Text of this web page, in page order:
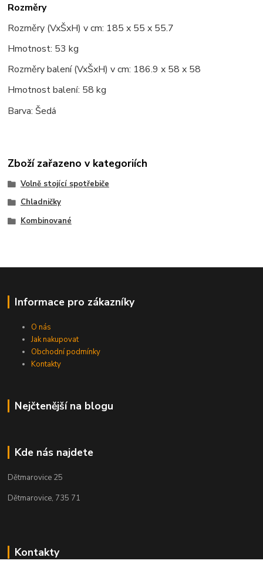
Rozměry
Rozměry (VxŠxH) v cm: 185 x 55 x 55.7
Hmotnost: 53 kg
Rozměry balení(VxŠxH) v cm: 186.9 x 58 x 58
Hmotnost balení: 58 kg
Barva: Šedá
Zboží zařazeno v kategoriích
Volně stojící spotřebiče
Chladničky
Kombinované
Informace pro zákazníky
O nás
Jak nakupovat
Obchodní podmínky
Kontakty
Nejčtenější na blogu
Kde nás najdete
Dětmarovice 25
Dětmarovice, 735 71
Kontakty